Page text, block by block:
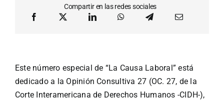
Compartir en las redes sociales
Este número especial de “La Causa Laboral” está
dedicado a la Opinión Consultiva 27 (OC. 27, de la
Corte Interamericana de Derechos Humanos -CIDH-),